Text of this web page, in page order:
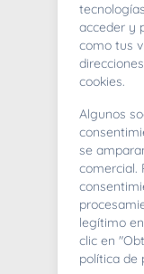
acceder y
como tus
cookies.
Algunos
se
comercial.
legítimo
clic en
política de